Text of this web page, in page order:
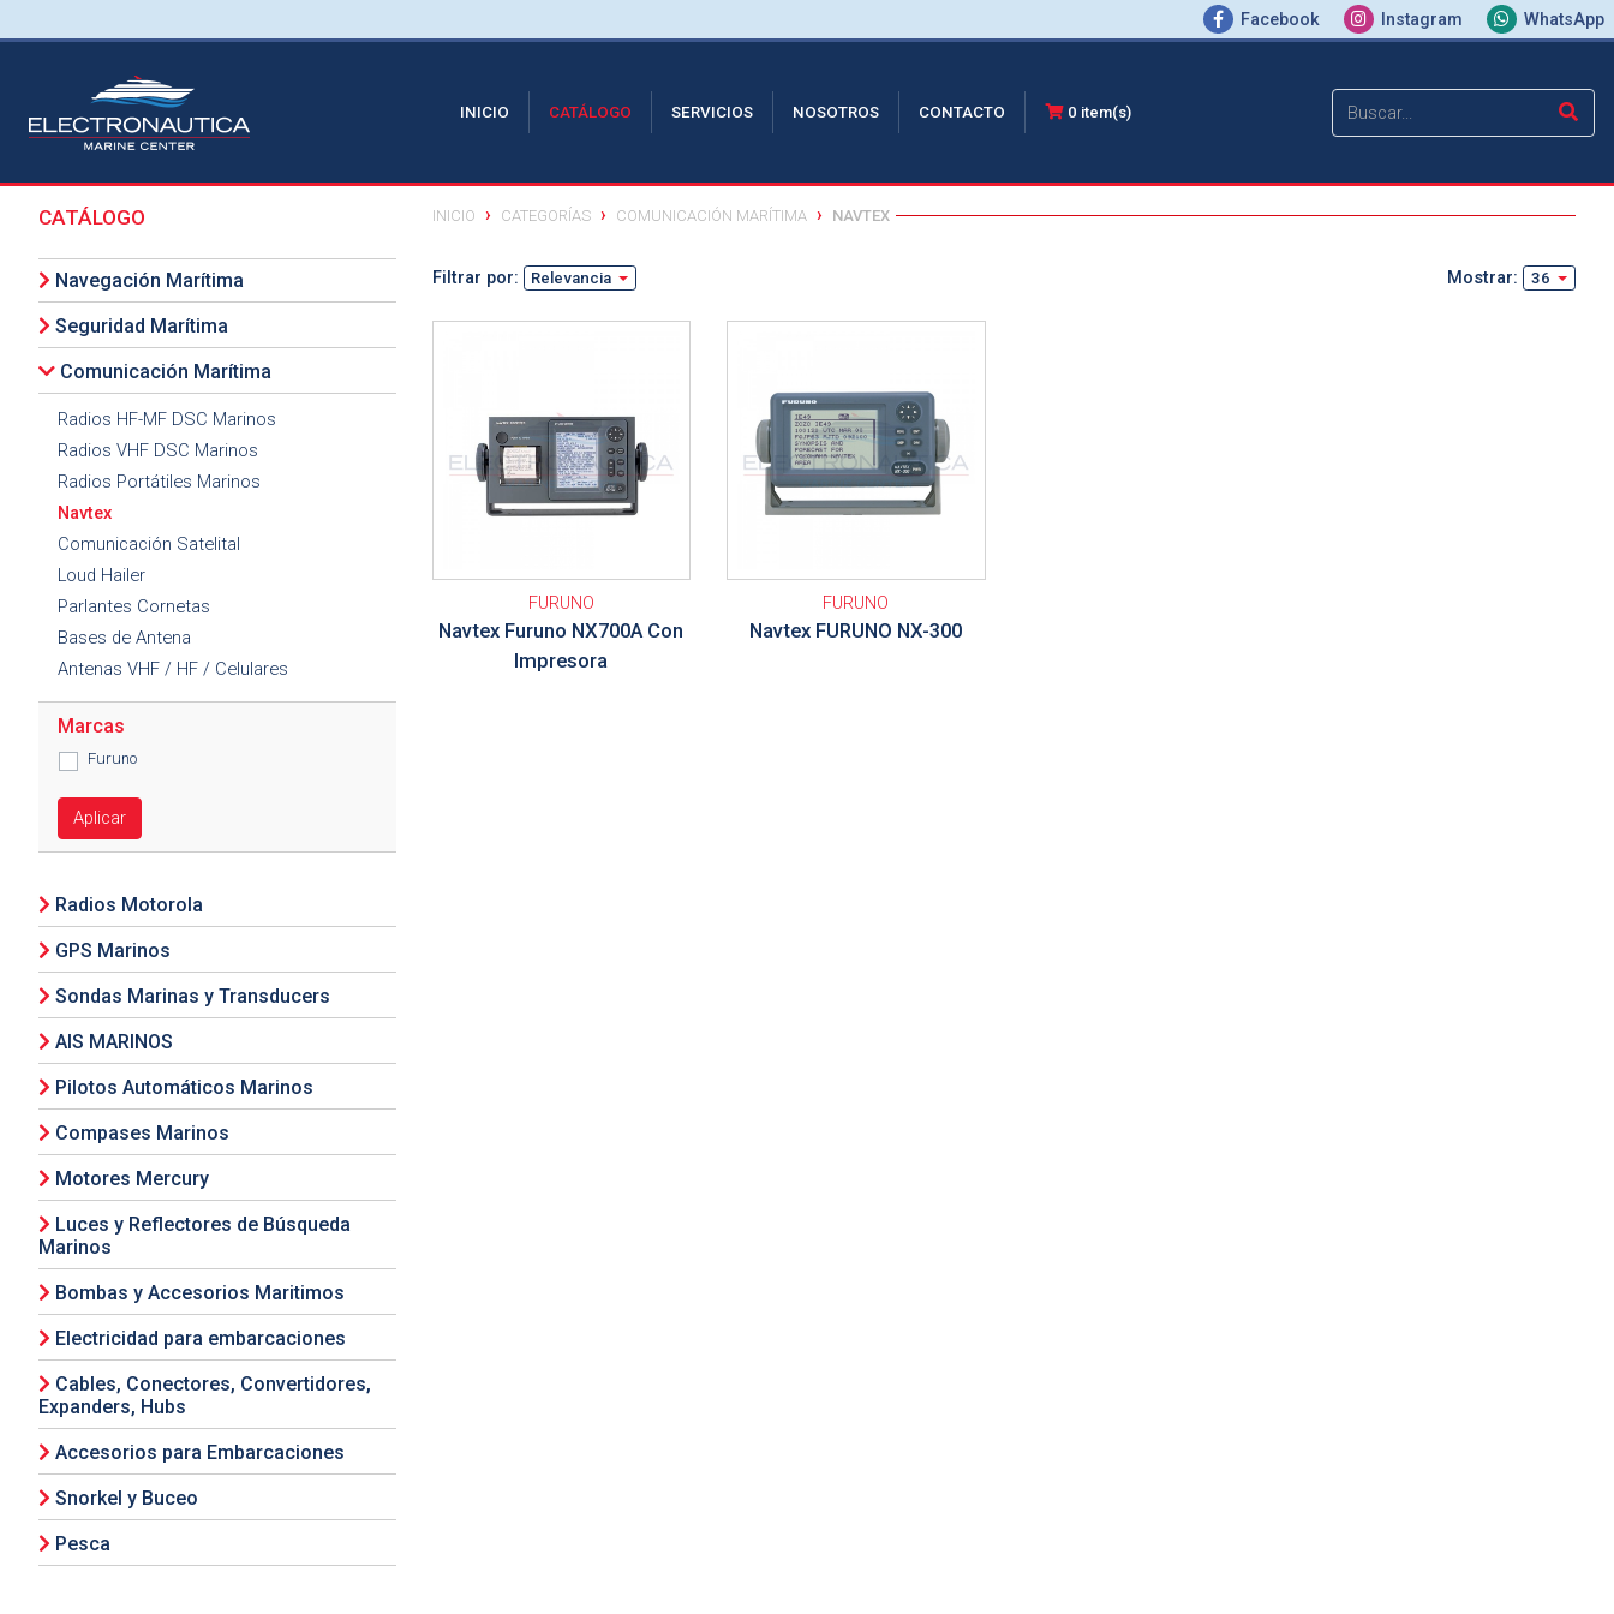
Facebook Instagram WhatsApp
INICIO (CURRENT)
CATÁLOGO SERVICIOS NOSOTROS CONTACTO 0 item(s)
CATÁLOGO
Navegación Marítima
Seguridad Marítima
Comunicación Marítima
Radios HF-MF DSC Marinos
Radios VHF DSC Marinos
Radios Portátiles Marinos
Navtex
Comunicación Satelital
Loud Hailer
Parlantes Cornetas
Bases de Antena
Antenas VHF / HF / Celulares
Marcas
Furuno
Aplicar
Radios Motorola
GPS Marinos
Sondas Marinas y Transducers
AIS MARINOS
Pilotos Automáticos Marinos
Compases Marinos
Motores Mercury
Luces y Reflectores de Búsqueda
Marinos
Bombas y Accesorios Maritimos
Electricidad para embarcaciones
Cables, Conectores, Convertidores,
Expanders, Hubs
Accesorios para Embarcaciones
Snorkel y Buceo
Pesca
INICIO CATEGORÍAS COMUNICACIÓN MARÍTIMA NAVTEX
Filtrar por: Relevancia Mostrar: 36
FURUNO
Navtex Furuno NX700A Con
Impresora
FURUNO
Navtex FURUNO NX-300